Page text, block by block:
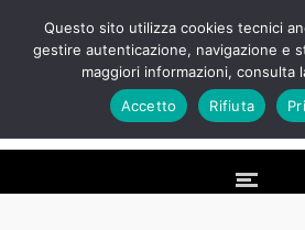
Questo sito utilizza cookies tecnici
gestire autenticazione, navigazione e
maggiori informazioni, consulta
Accetto
Rifiuta